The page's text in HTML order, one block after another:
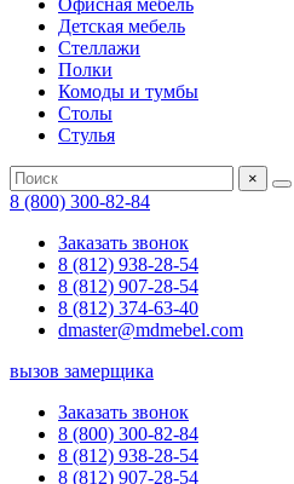
Офисная мебель
Детская мебель
Стеллажи
Полки
Комоды и тумбы
Столы
Стулья
×
8 (800) 300-82-84
Заказать звонок
8 (812) 938-28-54
8 (812) 907-28-54
8 (812) 374-63-40
dmaster@mdmebel.com
вызов замерщика
Заказать звонок
8 (800) 300-82-84
8 (812) 938-28-54
8 (812) 907-28-54